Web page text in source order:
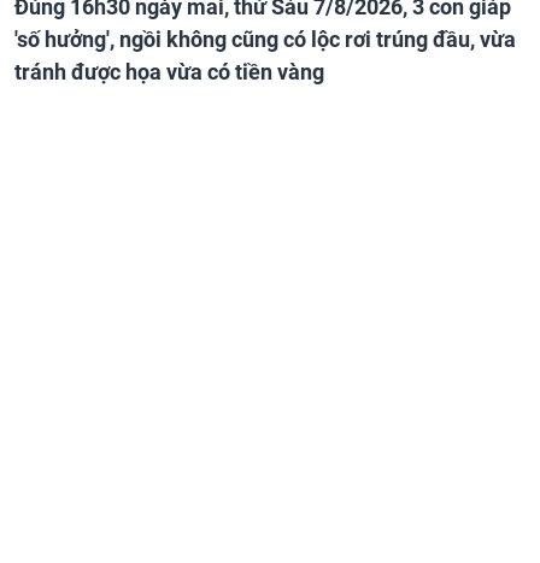
Đúng 16h30 ngày mai, thứ Sáu 7/8/2026, 3 con giáp
'số hưởng', ngồi không cũng có lộc rơi trúng đầu, vừa
tránh được họa vừa có tiền vàng